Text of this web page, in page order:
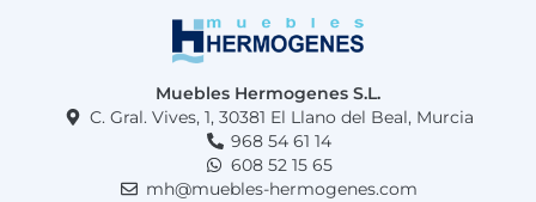
Muebles Hermogenes S.L.
C. Gral. Vives, 1, 30381 El Llano del Beal, Murcia
968 54 61 14
608 52 15 65
mh@muebles-hermogenes.com